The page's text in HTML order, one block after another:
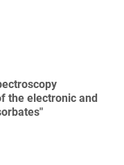
the electronic and